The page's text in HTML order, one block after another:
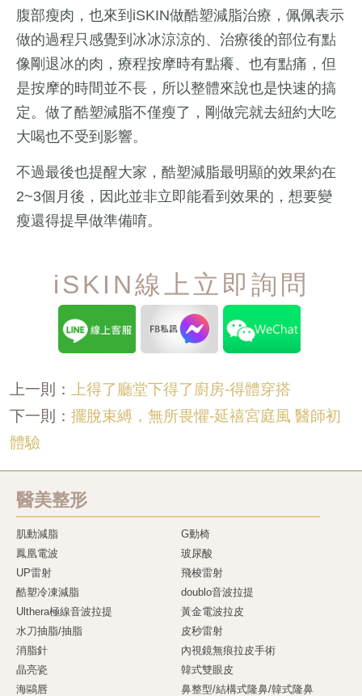
腹部瘦肉，也來到iSKIN做酷塑減脂治療，佩佩表示
做的過程只感覺到冰冰涼涼的、治療後的部位有點
像剛退冰的肉，療程按摩時有點癢、也有點痛，但
是按摩的時間並不長，所以整體來說也是快速的搞
定。做了酷塑減脂不僅瘦了，剛做完就去紐約大吃
大喝也不受到影響。
不過最後也提醒大家，酷塑減脂最明顯的效果約在
2~3個月後，因此並非立即能看到效果的，想要變
瘦還得提早做準備唷。
iSKIN線上立即詢問
上一則： 上得了廳堂下得了廚房-得體穿搭
下一則： 擺脫束縛，無所畏懼-延禧宮庭風 醫師初
體驗
醫美整形
肌動減脂
G動椅
鳳凰電波
玻尿酸
UP雷射
飛梭雷射
酷塑冷凍減脂
doublo音波拉提
Ulthera極線音波拉提
黃金電波拉皮
水刀抽脂/抽脂
皮秒雷射
消脂針
內視鏡無痕拉皮手術
晶亮瓷
韓式雙眼皮
海鷗唇
鼻整型/結構式隆鼻/韓式隆鼻